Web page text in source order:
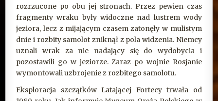
rozrzucone po obu jej stronach. Przez pewien czas
fragmenty wraku były widoczne nad lustrem wody
jeziora, lecz z mijającym czasem zatonęły w mulistym
dnie i rozbity samolot zniknął z pola widzenia. Niemcy
uznali wrak za nie nadający się do wydobycia i
pozostawili go w jeziorze. Zaraz po wojnie Rosjanie
wymontowali uzbrojenie z rozbitego samolotu.
Eksploracja szczątków Latającej Fortecy trwała od